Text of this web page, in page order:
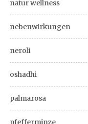
natur wellness
nebenwirkungen
neroli
oshadhi
palmarosa
pfefferminze